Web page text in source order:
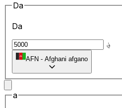
Da
Da
؋
AFN - Afghani afgano
a